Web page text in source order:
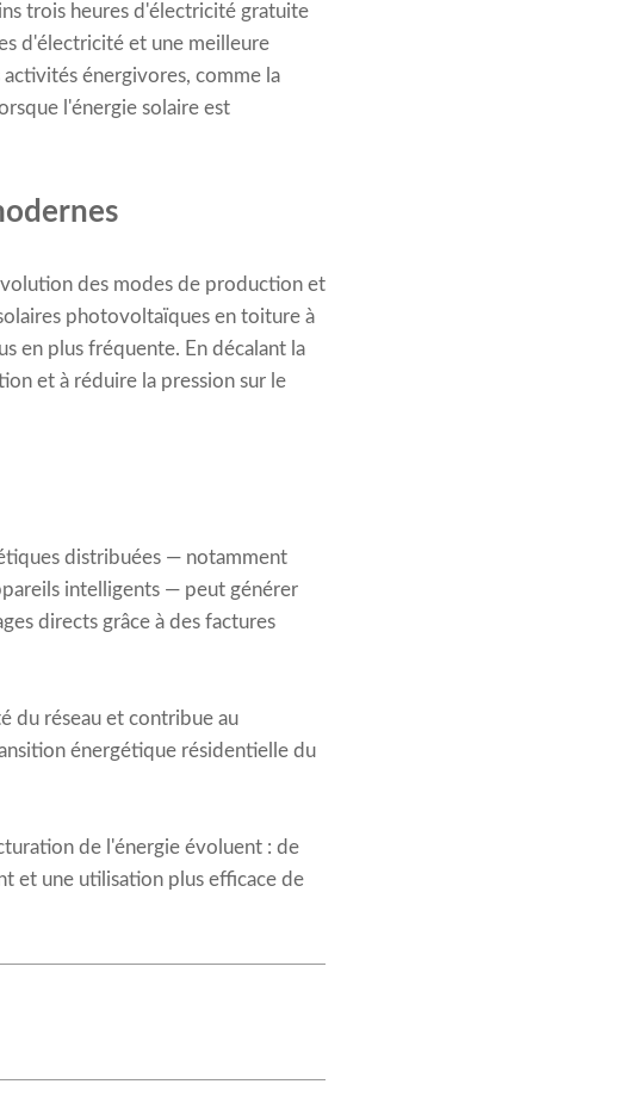
trois heures d'électricité gratuite
d'électricité et une meilleure
énergivores, comme la
l'énergie solaire est
des modes de production et
photovoltaïques en toiture à
en plus fréquente. En décalant la
et à réduire la pression sur le
distribuées — notamment
intelligents — peut générer
directs grâce à des factures
du réseau et contribue au
énergétique résidentielle du
de l'énergie évoluent : de
et une utilisation plus efficace de